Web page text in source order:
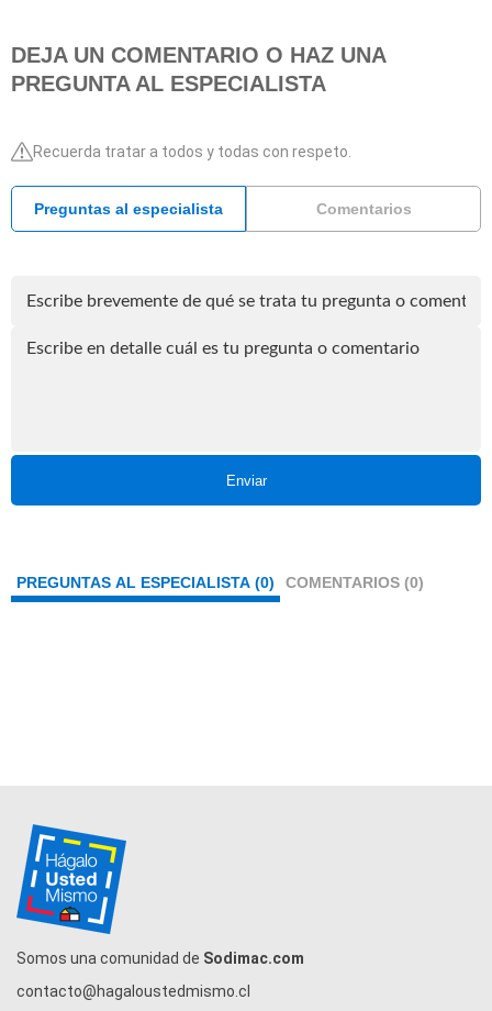
DEJA UN COMENTARIO O HAZ UNA
PREGUNTA AL ESPECIALISTA
Recuerda tratar a todos y todas con respeto.
Preguntas al especialista Comentarios
Enviar
PREGUNTAS AL ESPECIALISTA (0) COMENTARIOS (0)
Somos una comunidad de Sodimac.com
contacto@hagaloustedmismo.cl